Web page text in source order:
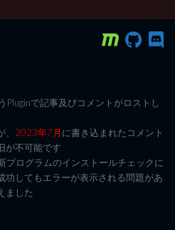
Pluginで記事及びコメントがロストし
2023年7月に書き込まれたコメント
が不可能です
ログラムのインストールチェックに
功してもエラーが表示される問題があ
ました